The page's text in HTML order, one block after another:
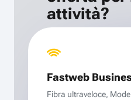
attività?
Fastweb
Fibra ultraveloce,